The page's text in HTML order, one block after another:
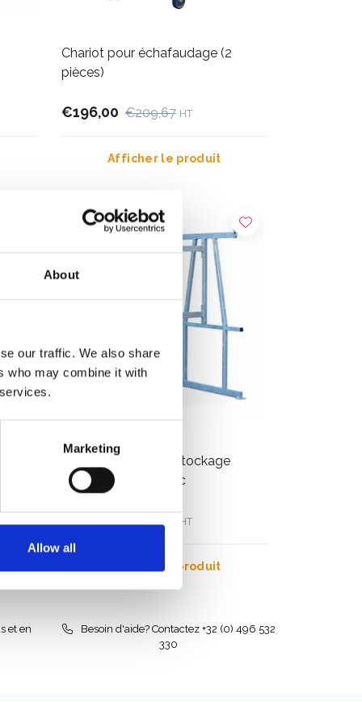
About
our traffic. We also share
who may combine it with
Marketing
Allow all
Chariot pour échafaudage (2
pièces)
€196,00 €209,67 HT
Afficher le produit
Alumexx panier de stockage
d'échafaudage Basic
€567,88 HT
Afficher le produit
et en
Besoin d'aide? Contactez +32 (0) 496 532
330